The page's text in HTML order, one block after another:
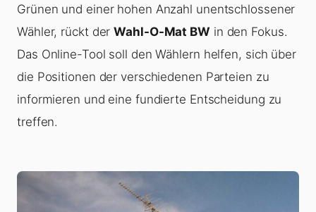
Grünen und einer hohen Anzahl unentschlossener
Wähler, rückt derWahl-O-Mat BW in den Fokus.
Das Online-Tool soll den Wählern helfen, sich über
die Positionen der verschiedenen Parteien zu
informieren und eine fundierte Entscheidung zu
treffen.